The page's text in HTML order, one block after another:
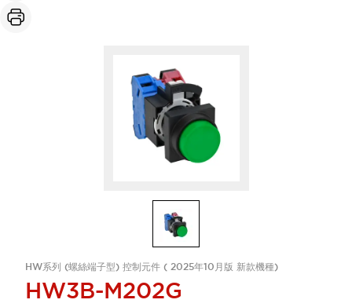
HW系列 (螺絲端子型) 控制元件 ( 2025年10月版 新款機種)
HW3B-M202G